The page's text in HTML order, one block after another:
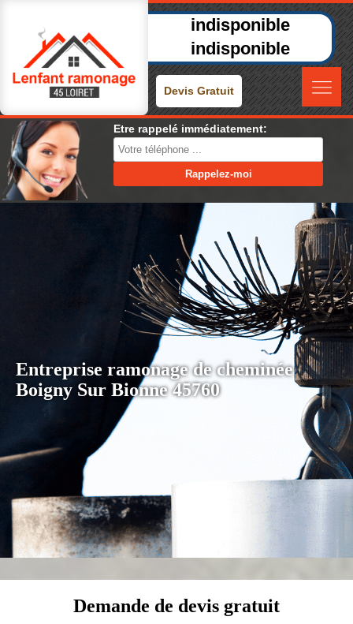
indisponible
indisponible
Devis Gratuit
Etre rappelé immédiatement:
Entreprise ramonage de cheminée
Boigny Sur Bionne 45760
Demande de devis gratuit